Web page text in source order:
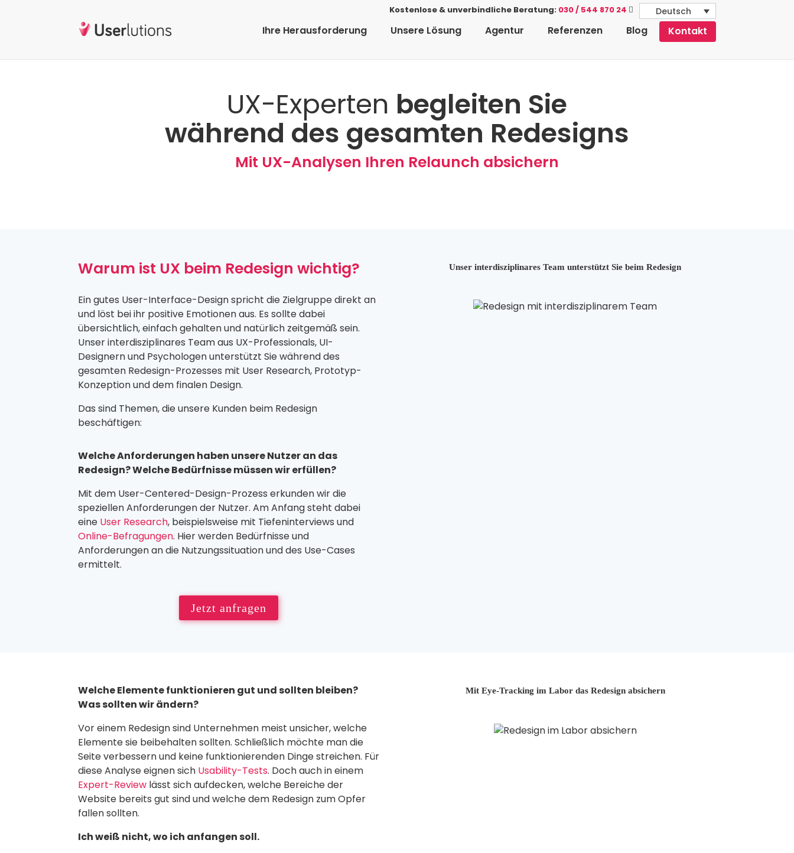
Deutsch
Kostenlose & unverbindliche Beratung: 030 / 544 870 24
Ihre Herausforderung Unsere Lösung Agentur Referenzen Blog Kontakt
UX-Experten begleiten Sie
während des gesamten Redesigns
Mit UX-Analysen Ihren Relaunch absichern
Warum ist UX beim Redesign wichtig?
Ein gutes User-Interface-Design spricht die Zielgruppe direkt an
und löst bei ihr positive Emotionen aus. Es sollte dabei
übersichtlich, einfach gehalten und natürlich zeitgemäß sein.
Unser interdisziplinares Team aus UX-Professionals, UI-
Designern und Psychologen unterstützt Sie während des
gesamten Redesign-Prozesses mit User Research, Prototyp-
Konzeption und dem finalen Design.
Das sind Themen, die unsere Kunden beim Redesign
beschäftigen:
Welche Anforderungen haben unsere Nutzer an das
Redesign? Welche Bedürfnisse müssen wir erfüllen?
Mit dem User-Centered-Design-Prozess erkunden wir die
speziellen Anforderungen der Nutzer. Am Anfang steht dabei
eine User Research, beispielsweise mit Tiefeninterviews und
Online-Befragungen. Hier werden Bedürfnisse und
Anforderungen an die Nutzungssituation und des Use-Cases
ermittelt.
Jetzt anfragen
Unser interdisziplinares Team unterstützt Sie beim Redesign
Welche Elemente funktionieren gut und sollten bleiben?
Was sollten wir ändern?
Vor einem Redesign sind Unternehmen meist unsicher, welche
Elemente sie beibehalten sollten. Schließlich möchte man die
Seite verbessern und keine funktionierenden Dinge streichen. Für
diese Analyse eignen sich Usability-Tests. Doch auch in einem
Expert-Review lässt sich aufdecken, welche Bereiche der
Website bereits gut sind und welche dem Redesign zum Opfer
fallen sollten.
Ich weiß nicht, wo ich anfangen soll.
Mit Eye-Tracking im Labor das Redesign absichern